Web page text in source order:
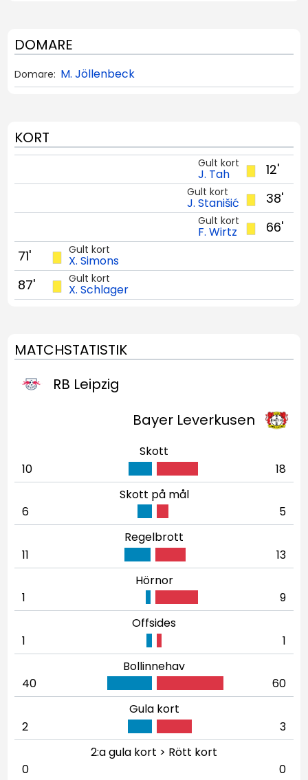
DOMARE
Domare: M. Jöllenbeck
KORT
12'
Gult kort
J. Tah
38'
Gult kort
J. Stanišić
66'
Gult kort
F. Wirtz
Gult kort
X. Simons
71'
Gult kort
X. Schlager
87'
MATCHSTATISTIK
RB Leipzig
Bayer Leverkusen
Skott
10
18
Skott på mål
6
5
Regelbrott
11
13
Hörnor
1
9
Offsides
1
1
Bollinnehav
40
60
Gula kort
2
3
2:a gula kort > Rött kort
0
0